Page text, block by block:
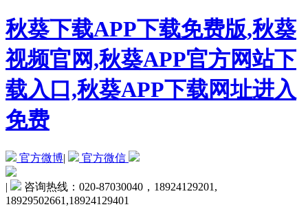
秋葵下载APP下载免费版,秋葵
视频官网,秋葵APP官方网站下
载入口,秋葵APP下载网址进入
免费
官方微博| 官方微信
|
咨询热线：020-87030040，18924129201,
18929502661,18924129401